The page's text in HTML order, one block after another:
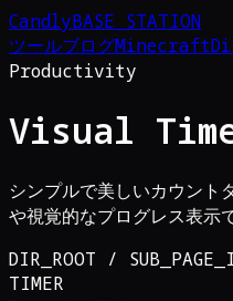
CandlyBASE_STATION
ツールブログMinecraft
Productivity
Visual
シンプルで美しいカウント
や視覚的なプログレス表示
DIR_ROOT /
TIMER